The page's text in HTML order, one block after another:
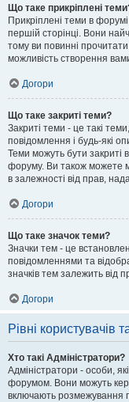
Що таке прикріплені
Прикріплені теми в
першій сторінці. Вони
тому ви повинні
можливість створення
Догори
Що таке закриті теми?
Закриті теми - це такі
повідомлення і будь-які
Теми можуть бути закриті
форуму. Ви також можете
в залежності від прав,
Догори
Що таке значок теми?
Значки тем - це
повідомленнями та
значків тем залежить від
Догори
Рівні користувачів
Хто такі Адміністратори?
Адміністратори - особи,
форумом. Вони можуть
включають розмежування